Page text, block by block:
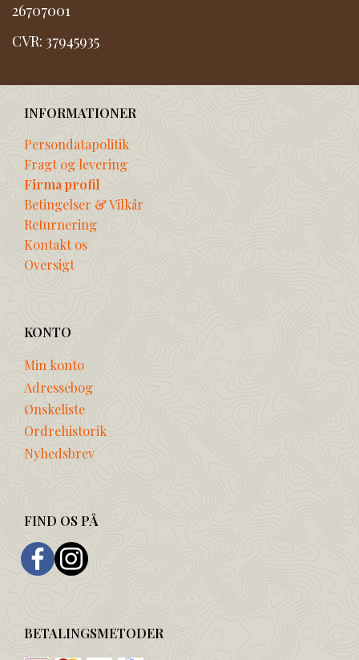
26707001
CVR: 37945935
INFORMATIONER
Persondatapolitik
Fragt og levering
Firma profil
Betingelser & Vilkår
Returnering
Kontakt os
Oversigt
KONTO
Min konto
Adressebog
Ønskeliste
Ordrehistorik
Nyhedsbrev
FIND OS PÅ
BETALINGSMETODER